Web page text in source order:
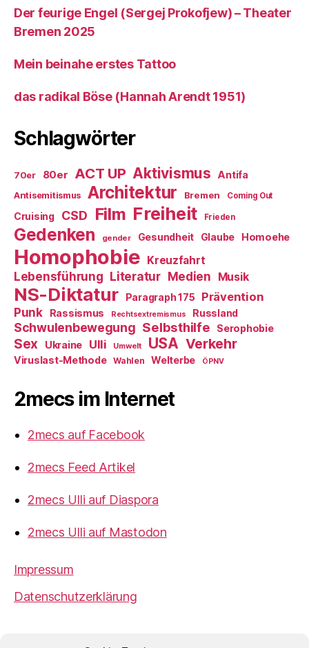
Der feurige Engel (Sergej Prokofjew) – Theater
Bremen 2025
Mein beinahe erstes Tattoo
das radikal Böse (Hannah Arendt 1951)
Schlagwörter
70er 80er ACT UP Aktivismus Antifa
Antisemitismus Architektur Bremen Coming Out
Cruising CSD Film Freiheit Frieden
Gedenken gender Gesundheit Glaube Homoehe
Homophobie Kreuzfahrt
Lebensführung Literatur Medien Musik
NS-Diktatur Paragraph 175
Prävention
Punk
Rassismus Rechtsextremismus Russland
Schwulenbewegung Selbsthilfe Serophobie
Sex Ukraine Ulli Umwelt USA Verkehr
Viruslast-Methode Wahlen Welterbe ÖPNV
2mecs im Internet
2mecs auf Facebook
2mecs Feed Artikel
2mecs Ulli auf Diaspora
2mecs Ulli auf Mastodon
Impressum
Datenschutzerklärung